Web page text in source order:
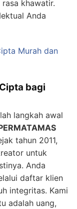
khawatir.
Anda
Murah dan
bagi
langkah awal
tahun 2011,
untuk
Anda
daftar klien
integritas. Kami
adalah uang,